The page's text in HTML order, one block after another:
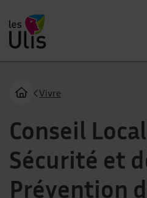
Page d'accueil des
Vous êtes ici :
Page d'accueil du site
Vivre
Conseil
Sécurité et
Prévention